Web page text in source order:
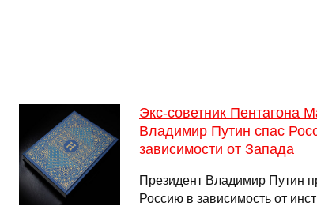
Экс-советник Пентагона
Владимир Путин спас
зависимости от Запада
Президент Владимир Путин
Россию в зависимость от